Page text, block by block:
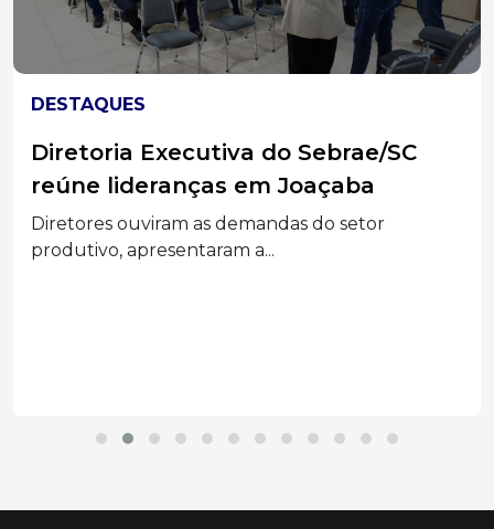
DESTAQUES
Diretoria Executiva do Sebrae/SC
reúne lideranças em Joaçaba
Diretores ouviram as demandas do setor
produtivo, apresentaram a...